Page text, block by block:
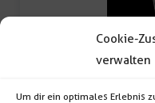
Cookie-
verwalten
Um dir ein optimales Erlebnis